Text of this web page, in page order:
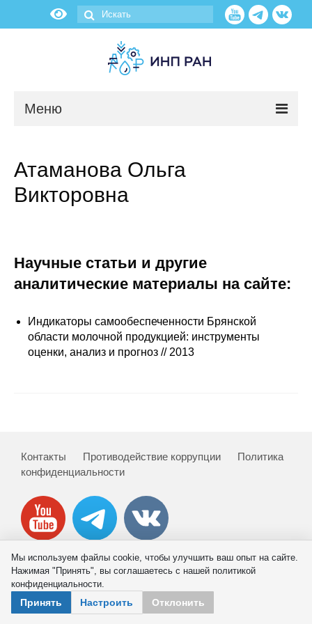
Меню
Об институте
Администрация
Отчетность
Публикации
Издания
О журнале
Номера журналов
Атаманова Ольга
Викторовна
Научные статьи и другие
аналитические материалы на сайте:
Индикаторы самообеспеченности Брянской
области молочной продукцией: инструменты
оценки, анализ и прогноз // 2013
Контакты Противодействие коррупции
Политика
конфиденциальности
© 2026 ИНП РАН
Мы используем файлы cookie, чтобы улучшить ваш опыт на сайте.
Нажимая "Принять", вы соглашаетесь с нашей политикой
конфиденциальности.
Принять Настроить Отклонить